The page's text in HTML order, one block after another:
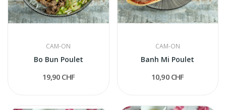
CAM-ON
Bo Bun Poulet
19,90 CHF
CAM-ON
Banh Mi Poulet
10,90 CHF